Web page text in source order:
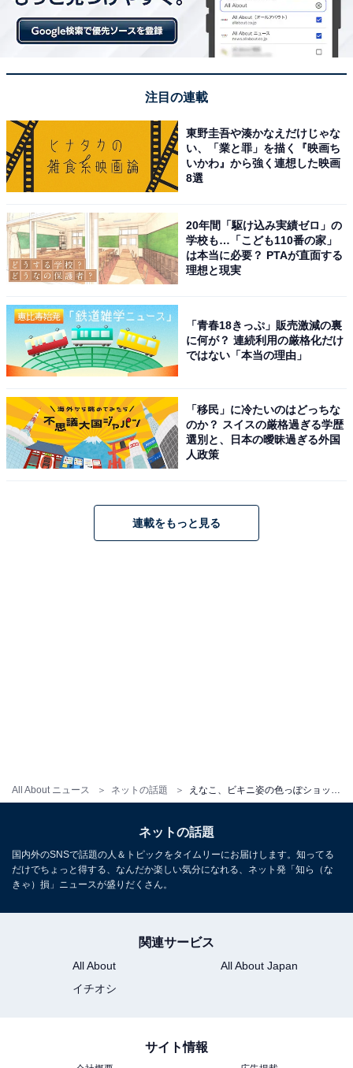
All About ニュース ネットの話題
注目の連載
東野圭吾や湊かなえだけじゃな
い、「業と罪」を描く『映画ち
いかわ』から強く連想した映画
8選
20年間「駆け込み実績ゼロ」の
学校も…「こども110番の家」
は本当に必要？ PTAが直面する
理想と現実
「青春18きっぷ」販売激減の裏
に何が？ 連続利用の厳格化だけ
ではない「本当の理由」
「移民」に冷たいのはどっちな
のか？ スイスの厳格過ぎる学歴
選別と、日本の曖昧過ぎる外国
人政策
連載をもっと見る
ネットの話題
国内外のSNSで話題の人＆トピックをタイムリーにお届けします。知ってる
だけでちょっと得する、なんだか楽しい気分になれる、ネット発「知ら（な
きゃ）損」ニュースが盛りだくさん。
関連サービス
All About
All About Japan
イチオシ
サイト情報